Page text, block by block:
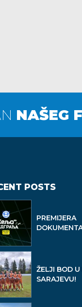
NAŠEG
POSTS
PREMIJERA
ŽELJI BOD
SARAJEVU!